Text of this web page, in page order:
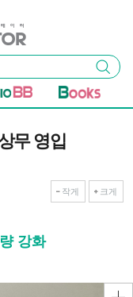
검색
무 영입
작게 크게
강화